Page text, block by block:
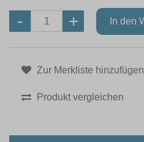
Zur Merkliste hinzufügen
Produkt vergleichen